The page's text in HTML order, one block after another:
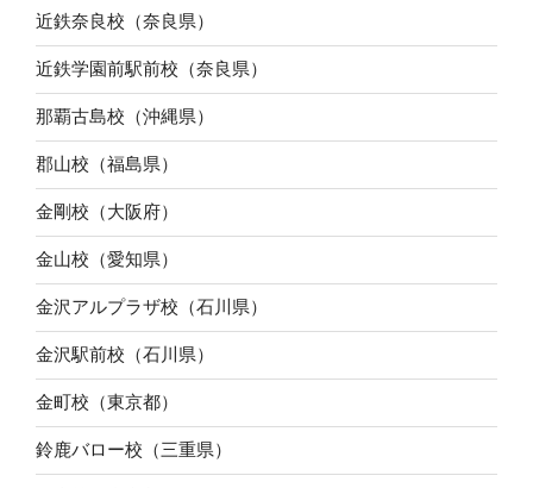
近鉄奈良校（奈良県）
近鉄学園前駅前校（奈良県）
那覇古島校（沖縄県）
郡山校（福島県）
金剛校（大阪府）
金山校（愛知県）
金沢アルプラザ校（石川県）
金沢駅前校（石川県）
金町校（東京都）
鈴鹿バロー校（三重県）